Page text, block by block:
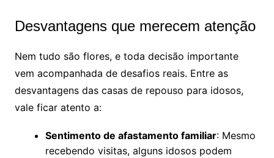
Desvantagens que merecem atenção
Nem tudo são flores, e toda decisão importante
vem acompanhada de desafios reais. Entre as
desvantagens das casas de repouso para idosos,
vale ficar atento a:
Sentimento de afastamento familiar: Mesmo
recebendo visitas, alguns idosos podem